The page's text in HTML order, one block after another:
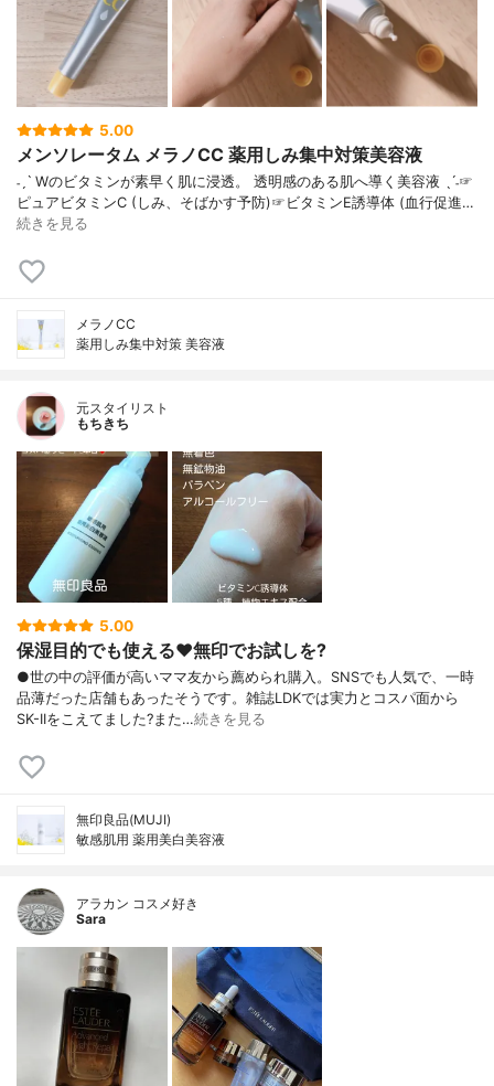
5.00
メンソレータム メラノCC 薬用しみ集中対策美容液
˗ˏˋ Wのビタミンが素早く肌に浸透。 透明感のある肌へ導く美容液 ˎˊ˗☞
ピュアビタミンC (しみ、そばかす予防)☞ビタミンE誘導体 (血行促進…
続きを見る
メラノCC
薬用しみ集中対策 美容液
元スタイリスト
もちきち
5.00
保湿目的でも使える♥️無印でお試しを?
●世の中の評価が高いママ友から薦められ購入。SNSでも人気で、一時
品薄だった店舗もあったそうです。雑誌LDKでは実力とコスパ面から
SK-IIをこえてました?また…続きを見る
無印良品(MUJI)
敏感肌用 薬用美白美容液
アラカン コスメ好き
Sara